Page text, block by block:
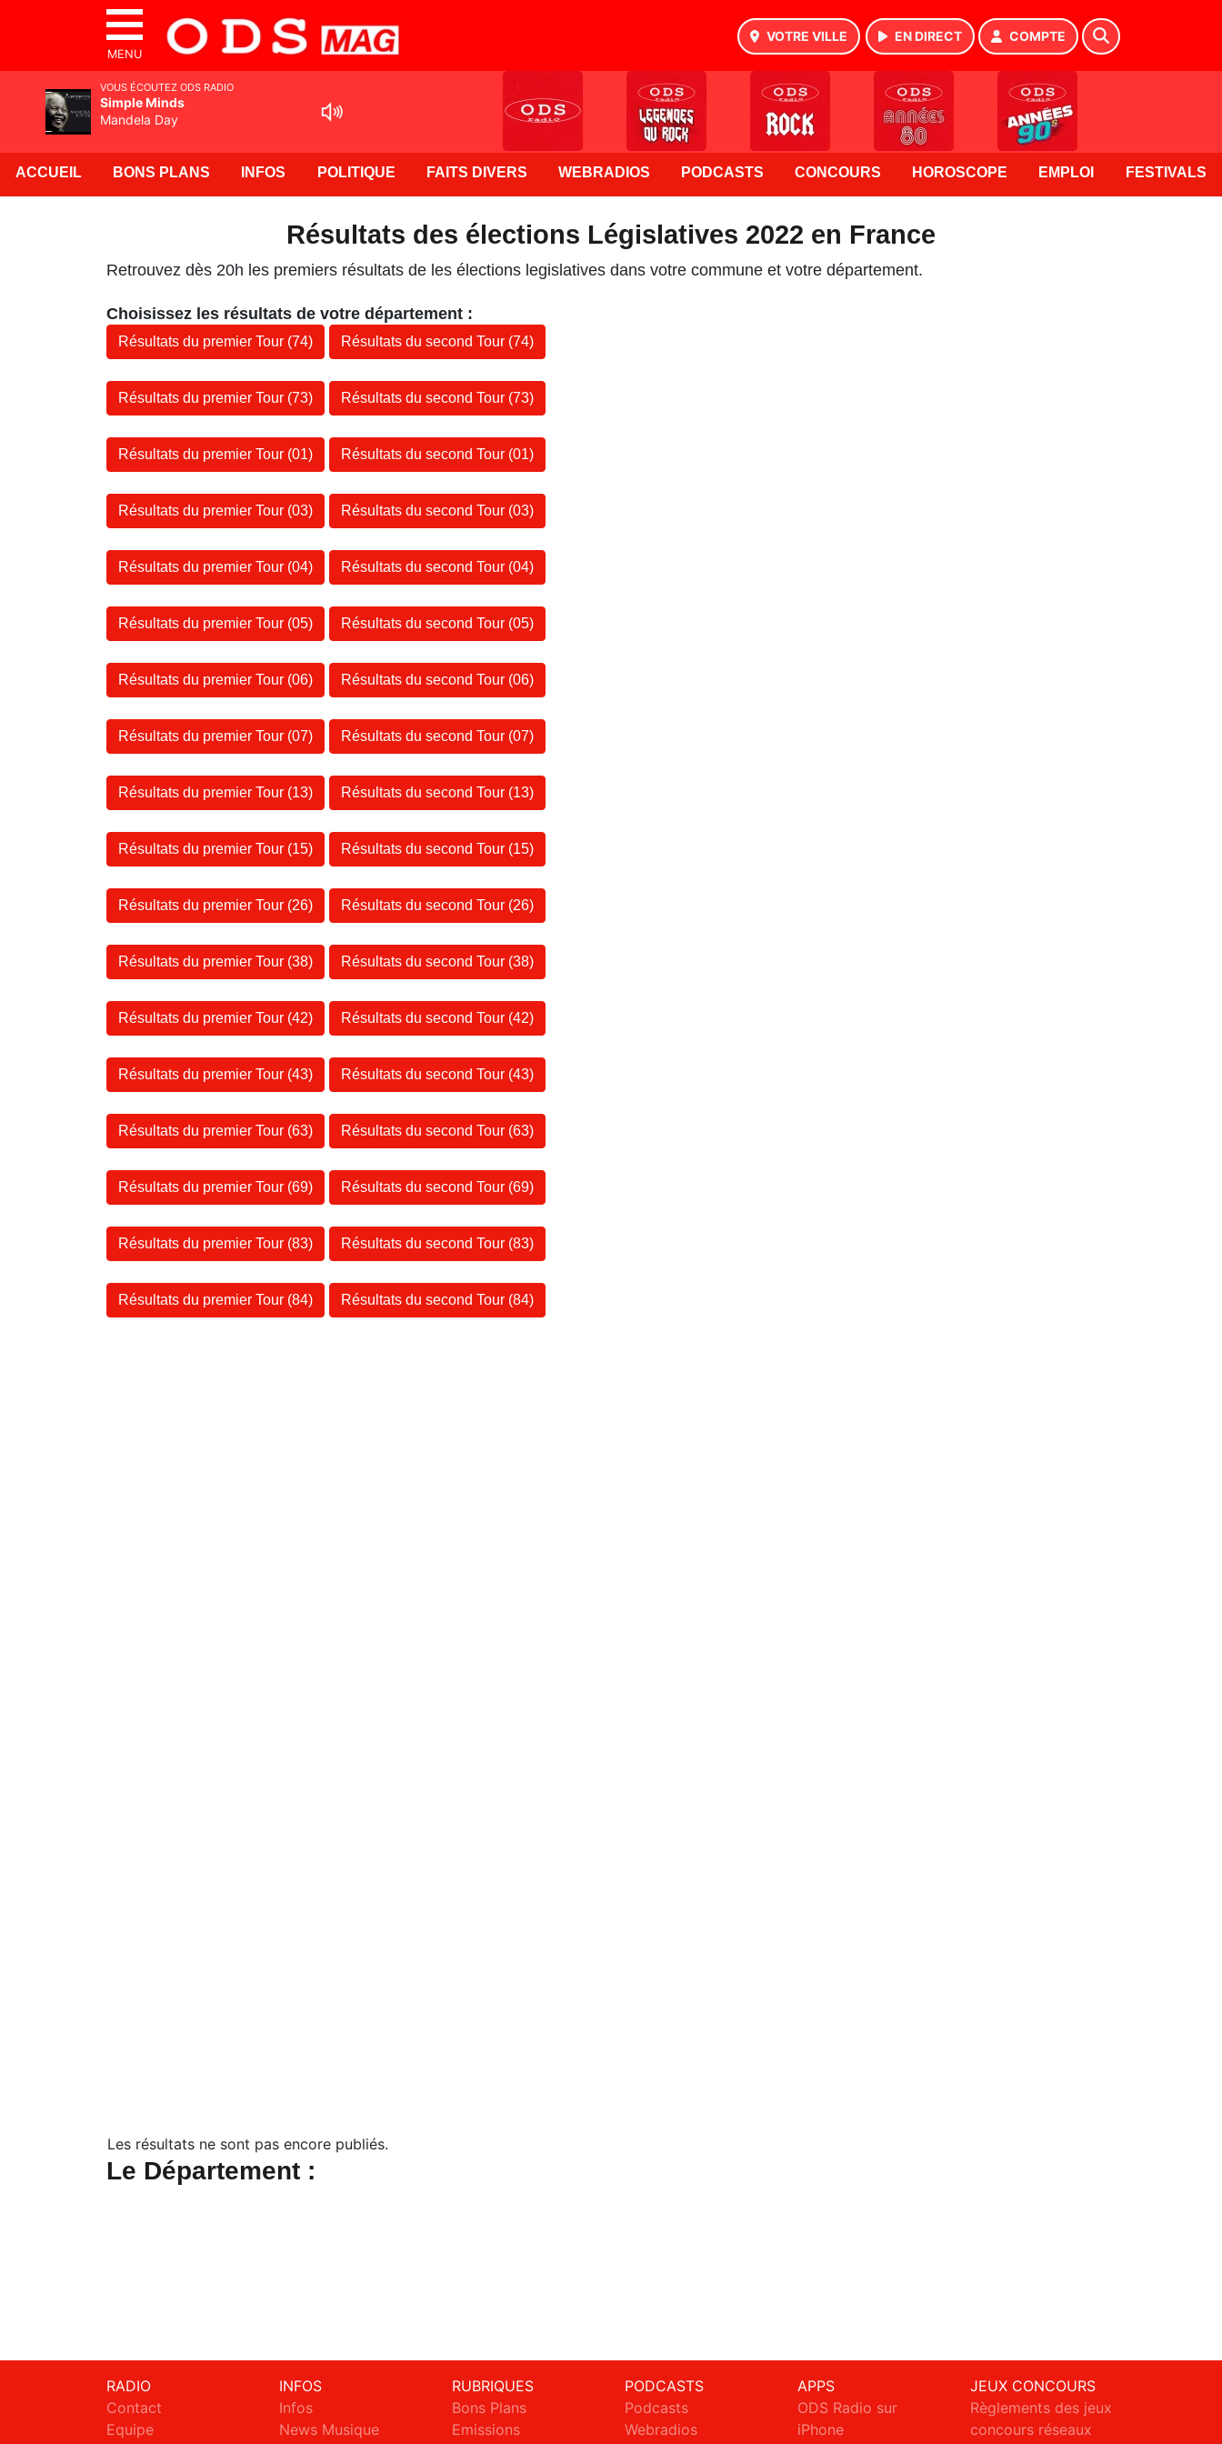
MENU
VOTRE VILLE EN DIRECT COMPTE
ACCUEIL BONS PLANS INFOS POLITIQUE FAITS DIVERS WEBRADIOS PODCASTS CONCOURS HOROSCOPE EMPLOI FESTIVALS
Résultats des élections Législatives 2022 en France
Retrouvez dès 20h les premiers résultats de les élections legislatives dans votre commune et votre département.
Choisissez les résultats de votre département :
Résultats du premier Tour (74) Résultats du second Tour (74)
Résultats du premier Tour (73) Résultats du second Tour (73)
Résultats du premier Tour (01) Résultats du second Tour (01)
Résultats du premier Tour (03) Résultats du second Tour (03)
Résultats du premier Tour (04) Résultats du second Tour (04)
Résultats du premier Tour (05) Résultats du second Tour (05)
Résultats du premier Tour (06) Résultats du second Tour (06)
Résultats du premier Tour (07) Résultats du second Tour (07)
Résultats du premier Tour (13) Résultats du second Tour (13)
Résultats du premier Tour (15) Résultats du second Tour (15)
Résultats du premier Tour (26) Résultats du second Tour (26)
Résultats du premier Tour (38) Résultats du second Tour (38)
Résultats du premier Tour (42) Résultats du second Tour (42)
Résultats du premier Tour (43) Résultats du second Tour (43)
Résultats du premier Tour (63) Résultats du second Tour (63)
Résultats du premier Tour (69) Résultats du second Tour (69)
Résultats du premier Tour (83) Résultats du second Tour (83)
Résultats du premier Tour (84) Résultats du second Tour (84)
Les résultats ne sont pas encore publiés.
Le Département :
RADIO
Contact
Equipe
INFOS
Infos
News Musique
RUBRIQUES
Bons Plans
Emissions
PODCASTS
Podcasts
Webradios
APPS
ODS Radio sur
iPhone
JEUX CONCOURS
Règlements des jeux
concours réseaux
VOUS ÉCOUTEZ ODS RADIO
Simple Minds
Mandela Day